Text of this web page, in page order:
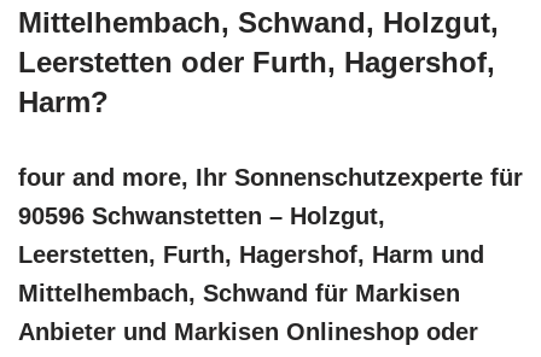
Mittelhembach, Schwand, Holzgut,
Leerstetten oder Furth, Hagershof,
Harm?
four and more, Ihr Sonnenschutzexperte für
90596 Schwanstetten – Holzgut,
Leerstetten, Furth, Hagershof, Harm und
Mittelhembach, Schwand für Markisen
Anbieter und Markisen Onlineshop oder